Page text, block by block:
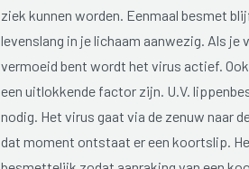
ziek kunnen worden. Eenmaal besmet
levenslang in je lichaam aanwezig. Als je
vermoeid bent wordt het virus actief.
een uitlokkende factor zijn. U.V.
nodig. Het virus gaat via de zenuw naar
dat moment ontstaat er een koortslip.